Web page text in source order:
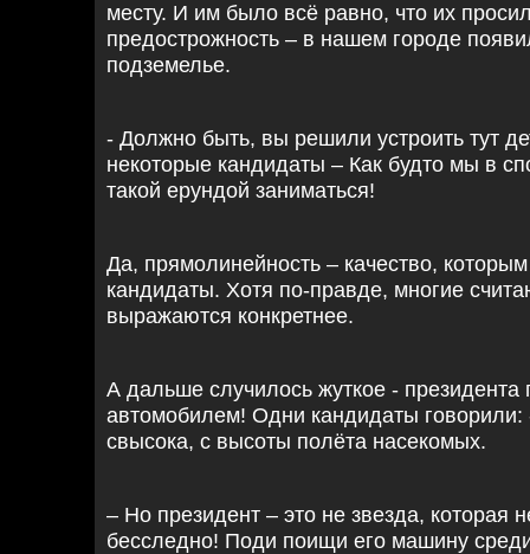
месту. И им было всё равно, что их
предострожность – в нашем городе
подземелье.
- Должно быть, вы решили устроить тут
некоторые кандидаты – Как будто мы в
такой ерундой заниматься!
Да, прямолинейность – качество,
кандидаты. Хотя по-правде, многие
выражаются конкретнее.
А дальше случилось жуткое - президента
автомобилем! Одни кандидаты говорили:
свысока, с высоты полёта насекомых.
– Но президент – это не звезда, которая
бесследно! Поди поищи его машину